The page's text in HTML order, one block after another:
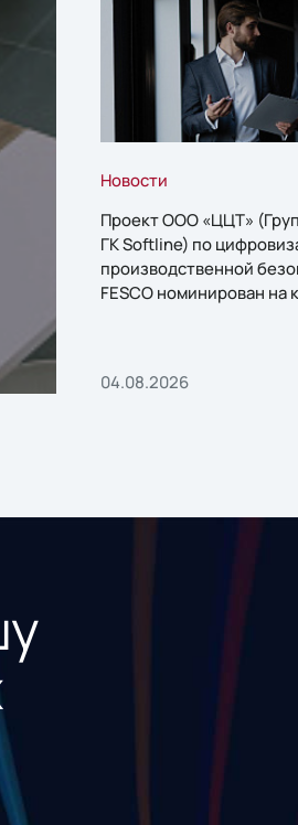
Новости
Проект ООО «ЦЦТ»
ГК Softline) по
производственной
FESCO номинирован на
04.08.2026